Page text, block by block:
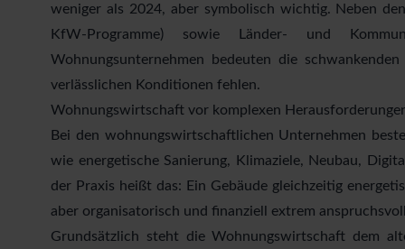
weniger als 2024, aber symbolisch wichtig. Neben
KfW-Programme) sowie Länder- und
Wohnungsunternehmen bedeuten die
verlässlichen Konditionen fehlen.
Wohnungswirtschaft vor komplexen
Bei den wohnungswirtschaftlichen Unternehmen
wie energetische Sanierung, Klimaziele, Neubau,
der Praxis heißt das: Ein Gebäude gleichzeitig
aber organisatorisch und finanziell extrem
Grundsätzlich steht die Wohnungswirtschaft dem